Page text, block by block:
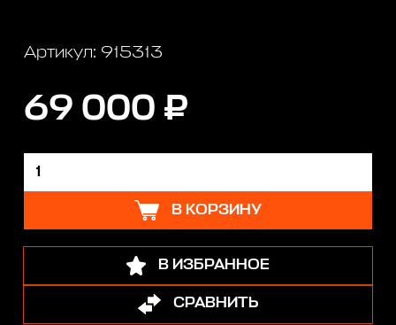
Артикул: 915313
69 000 ₽
В КОРЗИНУ
В ИЗБРАННОЕ
СРАВНИТЬ